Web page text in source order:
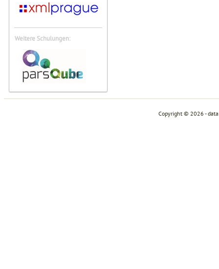
Weitere Schulungen:
Copyright © 2026 -